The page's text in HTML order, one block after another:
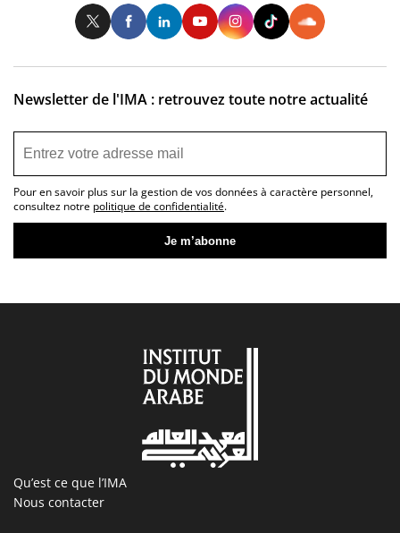
TwitterFacebookLinkedInYoutubeInstagram
Newsletter de l'IMA : retrouvez toute notre actualité
Pour en savoir plus sur la gestion de vos données à caractère personnel,
consultez notre politique de confidentialité.
Qu’est ce que l’IMA
Nous contacter